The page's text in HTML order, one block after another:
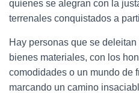
quienes se alegran con la
terrenales conquistados a
Hay personas que se
bienes materiales, con los
comodidades o un mundo de
marcando un camino insaci